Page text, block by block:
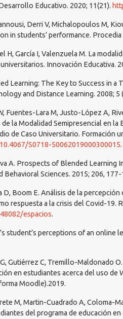
Educativo. 2020; 11(21).
Derri V, Michalopoulos M,
in students’ performance.
H, García I, Valenzuela M. La
Innovación Educativa.
Learning: The Key to Success in a
and Distance Learning. 2008; 5
Fuentes-Lara M, Justo-López A,
la Modalidad Semipresencial en la
de Caso Universitario. Formación
S0718-50062019000300015.
A. Prospects of Blended Learning
Behavioral Sciences. 2015; 206,
D, Boom E. Análisis de la
respuesta a la crisis del Covid-19.
espacios.
student’s perceptions of an online
Gutiérrez C, Tremillo-Maldonado
en estudiantes acerca del uso de
Moodle).2019.
M, Martin-Cuadrado A, Coloma-
del programa de educación